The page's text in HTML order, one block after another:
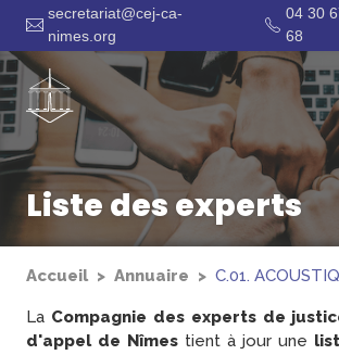
secretariat@cej-ca-
nimes.org
04 30
68
Liste des experts
Accueil Annuaire C.01.
La Compagnie des experts de
d'appel de Nîmes tient à jour une